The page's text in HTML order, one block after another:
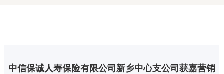
中信保诚人寿保险有限公司新乡中心支公司获嘉营销